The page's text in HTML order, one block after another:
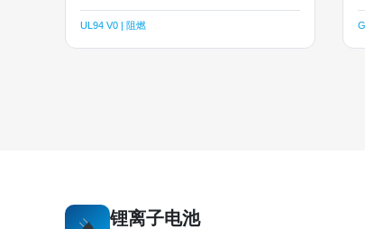
UL94 V0 | 阻燃
锂离子电池